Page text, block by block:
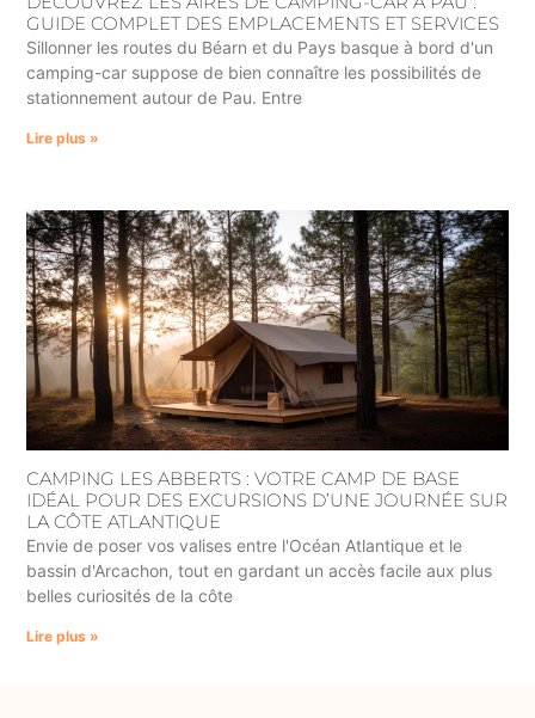
GUIDE COMPLET DES EMPLACEMENTS ET SERVICES
Sillonner les routes du Béarn et du Pays basque à bord d'un
camping-car suppose de bien connaître les possibilités de
stationnement autour de Pau. Entre
Lire plus »
CAMPING LES ABBERTS : VOTRE CAMP DE BASE
IDÉAL POUR DES EXCURSIONS D’UNE JOURNÉE SUR
LA CÔTE ATLANTIQUE
Envie de poser vos valises entre l'Océan Atlantique et le
bassin d'Arcachon, tout en gardant un accès facile aux plus
belles curiosités de la côte
Lire plus »